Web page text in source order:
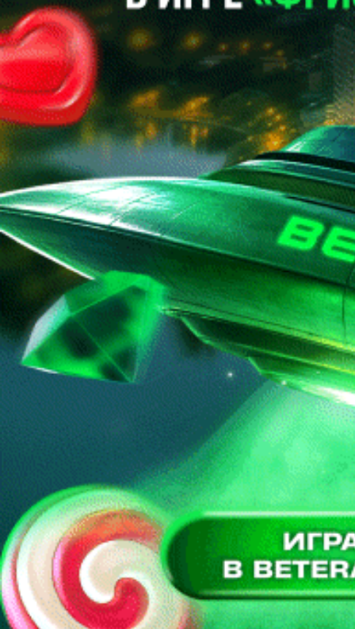
Регистрация
Использовать форму для регистрации Использовать форму
Я принимаю условияпользовательского соглашенияи
согласен на обработку персональных данных согласно
политике конфиденциальности
Создать аккаунт
восстановление пароля
Вам будет отправлена ссылка для восстановления доступа
Отправить
Неавторизованные пользователи не могут оставлять
комментарии.
Пожалуйста,войдитеили зарегистрируйтесь
Продолжая использовать наш сайт вы принимаете
пользовательское соглашение и политику обработки файлов
cookieOk
Платеж успешно выполнен
На главную